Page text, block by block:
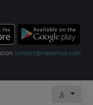
contact@meltemus.com